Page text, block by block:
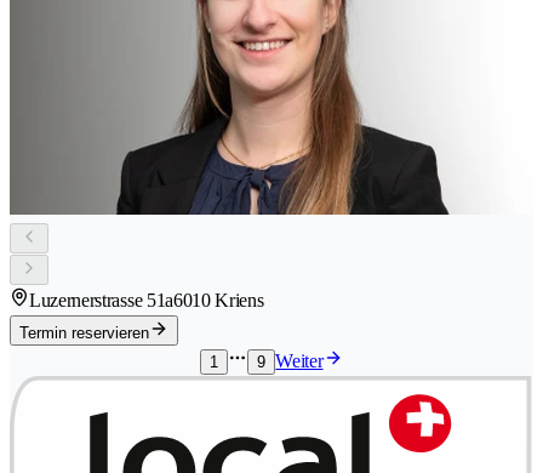
Luzernerstrasse 51a6010 Kriens
Termin reservieren
1
9 Weiter